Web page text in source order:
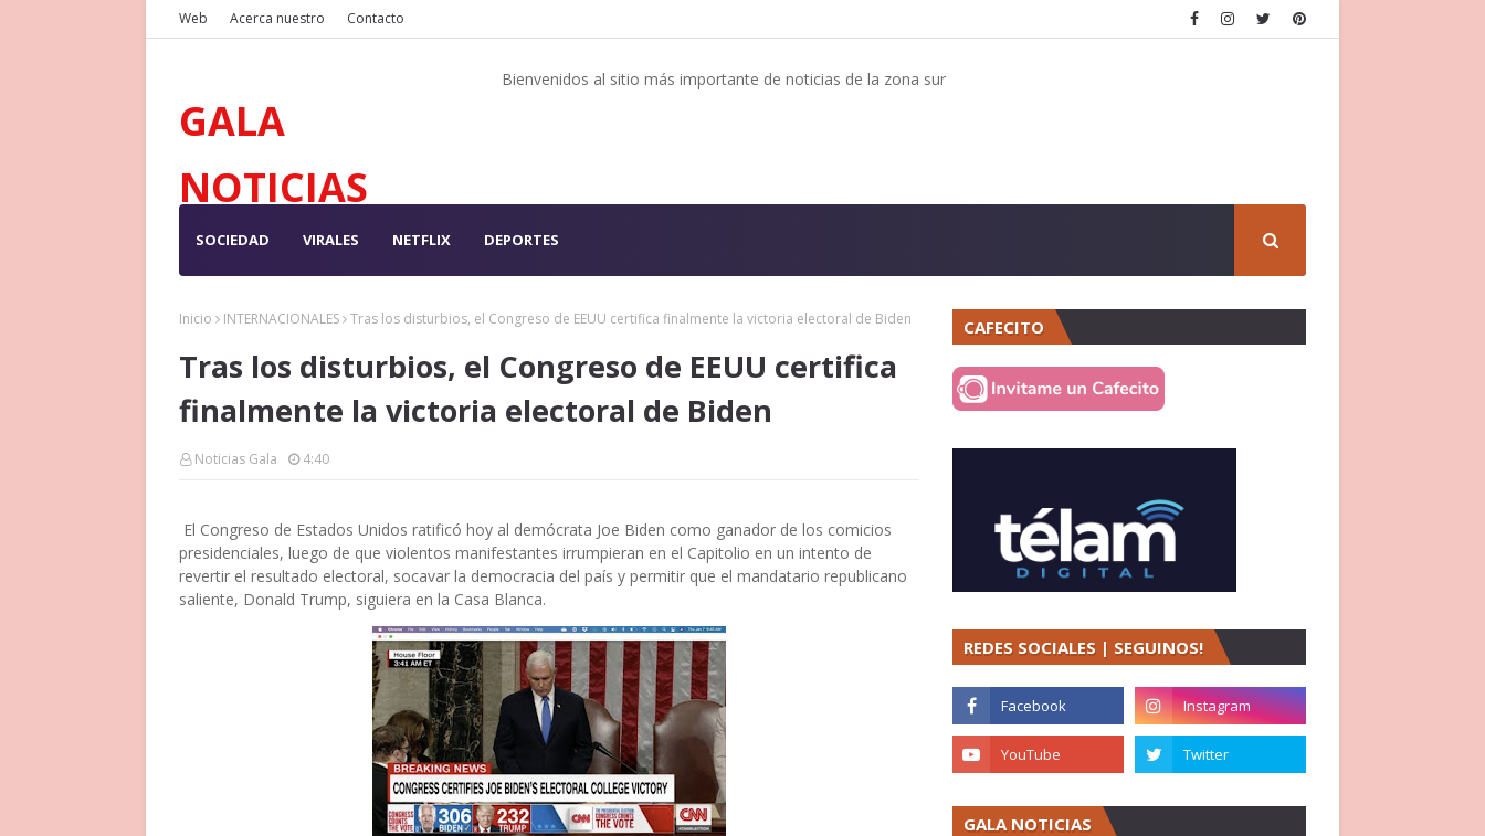
Web Acerca nuestro Contacto
GALA
NOTICIAS
Bienvenidos al sitio más importante de noticias de la zona sur
SOCIEDAD VIRALES NETFLIX DEPORTES
Inicio INTERNACIONALES Tras los disturbios, el Congreso de EEUU certifica finalmente la victoria electoral de Biden
Tras los disturbios, el Congreso de EEUU certifica
finalmente la victoria electoral de Biden
Noticias Gala 4:40
El Congreso de Estados Unidos ratificó hoy al demócrata Joe Biden como ganador de los comicios
presidenciales, luego de que violentos manifestantes irrumpieran en el Capitolio en un intento de
revertir el resultado electoral, socavar la democracia del país y permitir que el mandatario republicano
saliente, Donald Trump, siguiera en la Casa Blanca.
CAFECITO
REDES SOCIALES | SEGUINOS!
GALA NOTICIAS